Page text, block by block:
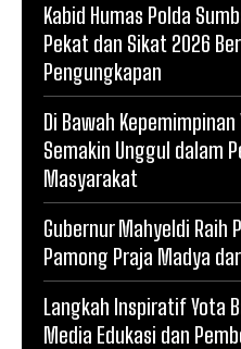
Kabid Humas Polda
Pekat dan Sikat 2026
Pengungkapan
Di Bawah
Semakin Unggul dalam
Masyarakat
Gubernur Mahyeldi Raih
Pamong Praja Madya
Langkah Inspiratif Yota
Media Edukasi dan